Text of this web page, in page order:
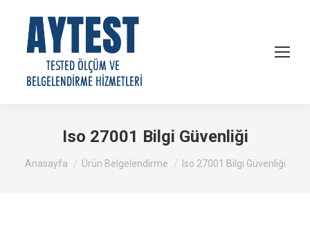
Iso 27001 Bilgi Güvenliği
You are here:
Anasayfa Ürün Belgelendirme Iso 27001 Bilgi Güvenliği